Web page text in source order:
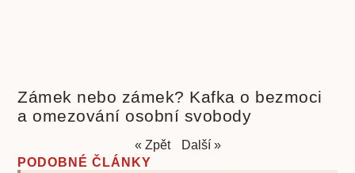
Zámek nebo zámek? Kafka o bezmoci
a omezování osobní svobody
« Zpět
Další »
PODOBNÉ ČLÁNKY